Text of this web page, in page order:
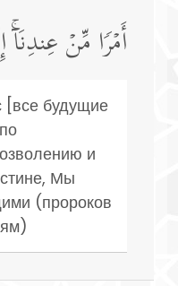
أَمۡرࣰا مِّنۡ عِندِنَاۤۚ
[все будущие
и
Мы
(пророков